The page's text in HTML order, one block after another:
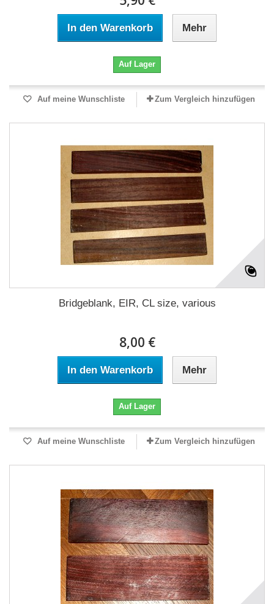
In den Warenkorb Mehr
Auf Lager
Auf meine Wunschliste Zum Vergleich hinzufügen
Bridgeblank, EIR, CL size, various
8,00 €
In den Warenkorb Mehr
Auf Lager
Auf meine Wunschliste Zum Vergleich hinzufügen